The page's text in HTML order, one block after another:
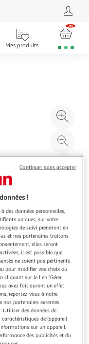
Mes produits
à
vert
: Pratique & Utile
: 31 Dépliage des
: 1 A monter soi-
!
des données personnelles,
uniques, sur votre
de suivi prendront en
et nos partenaires traitons
elles seront
il est possible que
ne soient pas pertinents
pour modifier vos choix ou
cliquant sur le lien "Gérer
avez fait auront un effet
reportez-vous à notre
partenaires externes
Utiliser des données de
de l’appareil
sur un appareil.
des publicités et du
Continuer sans accepter